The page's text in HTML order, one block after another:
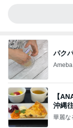
パク
【
沖縄
華麗な